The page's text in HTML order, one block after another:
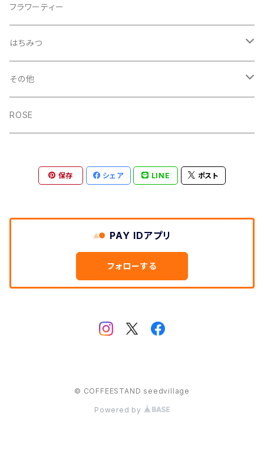
フラワーティー
はちみつ
Artisan Honey 50g
Artisan Honey 200g
その他
チケット
ROSE
保存 シェア LINE ポスト
PAY IDアプリ
フォローする
© COFFEESTAND seedvillage
Powered by